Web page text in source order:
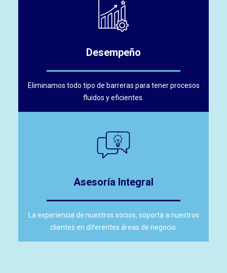
Desempeño
Eliminamos todo tipo de barreras para tener procesos
fluidos y eficientes.
Asesoría Integral
La experiencia de nuestros socios, soporta a nuestros
clientes en diferentes áreas de negocio.